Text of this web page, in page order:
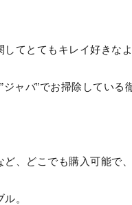
てとてもキレイ好きなよ
ャバ”でお掃除している
、どこでも購入可能で、
。